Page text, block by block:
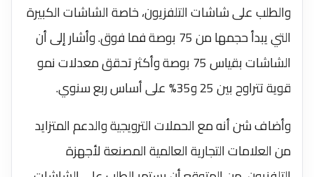
والطلب على شاشات التلفزيون، خاصة الشاشات الكبيرة
التي يبدأ حجمها من 75 بوصة فما فوق. وأشار إلى أن
الشاشات بقياس 75 بوصة وأكثر تحقق معدلات نمو
قوية تتراوح بين 25 و35% على أساس ربع سنوي.
وأضاف شن أنه مع الحملات الترويجية والدعم المتزايد
من العلامات التجارية العالمية المصنعة لأجهزة